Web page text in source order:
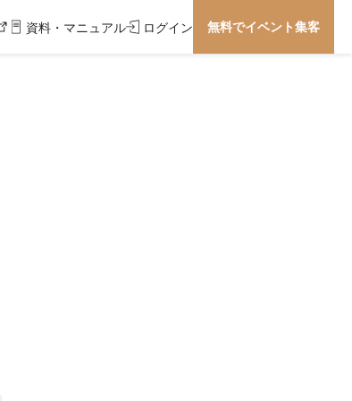
資料・マニュアル ログイン 無料でイベント集客